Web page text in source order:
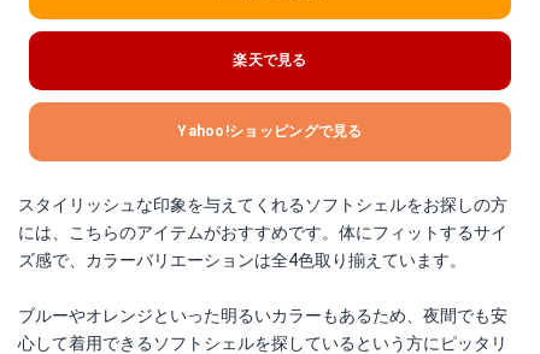
楽天で見る
Yahoo!ショッピングで見る
スタイリッシュな印象を与えてくれるソフトシェルをお探しの方
には、こちらのアイテムがおすすめです。体にフィットするサイ
ズ感で、カラーバリエーションは全4色取り揃えています。
ブルーやオレンジといった明るいカラーもあるため、夜間でも安
心して着用できるソフトシェルを探しているという方にピッタリ